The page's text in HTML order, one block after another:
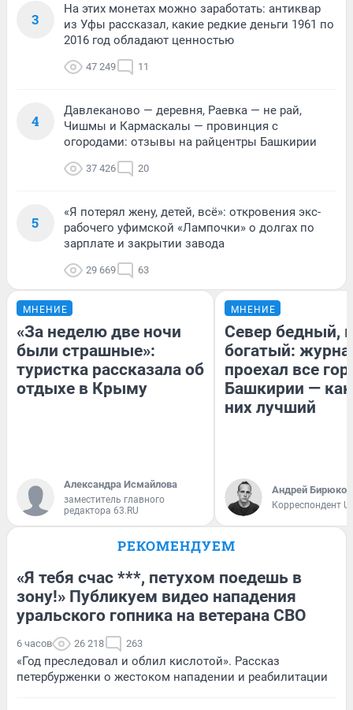
3
На этих монетах можно заработать: антиквар
из Уфы рассказал, какие редкие деньги 1961 по
2016 год обладают ценностью
47 249 11
4
Давлеканово — деревня, Раевка — не рай,
Чишмы и Кармаскалы — провинция с
огородами: отзывы на райцентры Башкирии
37 426 20
5
«Я потерял жену, детей, всё»: откровения экс-
рабочего уфимской «Лампочки» о долгах по
зарплате и закрытии завода
29 669 63
МНЕНИЕ
«За неделю две ночи
были страшные»:
туристка рассказала об
отдыхе в Крыму
Александра Исмайлова
заместитель главного
редактора 63.RU
МНЕНИЕ
Север бедный,
богатый:
проехал все
Башкирии —
них лучший
Андрей Бирюков
Корреспондент
РЕКОМЕНДУЕМ
«Я тебя счас ***, петухом поедешь в
зону!» Публикуем видео нападения
уральского гопника на ветерана СВО
6 часов 26 218 263
«Год преследовал и облил кислотой». Рассказ
петербурженки о жестоком нападении и реабилитации